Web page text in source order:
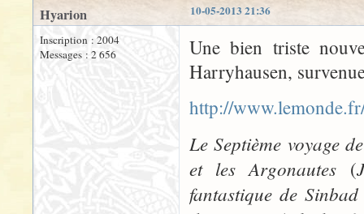
10-05-2013 21:36
Hyarion
Inscription : 2004
Messages : 2 656
Une bien triste
Harryhausen,
http://
Le Septième voyage
et les Argonautes (
fantastique de Sinbad